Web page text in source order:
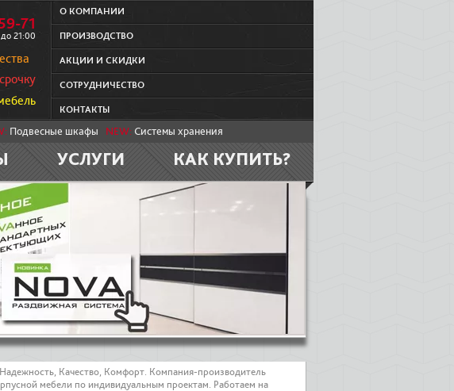
71
21:00
О КОМПАНИИ
ПРОИЗВОДСТВО
АКЦИИ И СКИДКИ
СОТРУДНИЧЕСТВО
КОНТАКТЫ
Подвесные шкафы NEW: Системы хранения
УСЛУГИ КАК КУПИТЬ?
Качество, Комфорт. Компания-производитель
мебели по индивидуальным проектам. Работаем на